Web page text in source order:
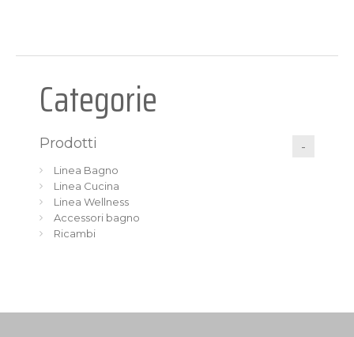
Categorie
Prodotti
Linea Bagno
Linea Cucina
Linea Wellness
Accessori bagno
Ricambi